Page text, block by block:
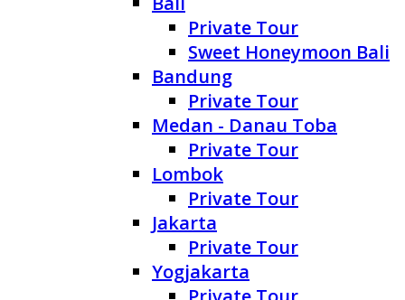
Private Tour
Sweet Honeymoon Bali
Bandung
Private Tour
Medan - Danau Toba
Private Tour
Lombok
Private Tour
Jakarta
Private Tour
Yogjakarta